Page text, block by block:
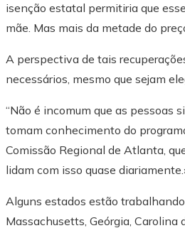
isenção estatal permitiria que
mãe. Mas mais da metade do
A perspectiva de tais
necessários, mesmo que sejam
“Não é incomum que as pessoas
tomam conhecimento do
Comissão Regional de Atlanta,
lidam com isso quase
Alguns estados estão
Massachusetts, Geórgia, Carolina